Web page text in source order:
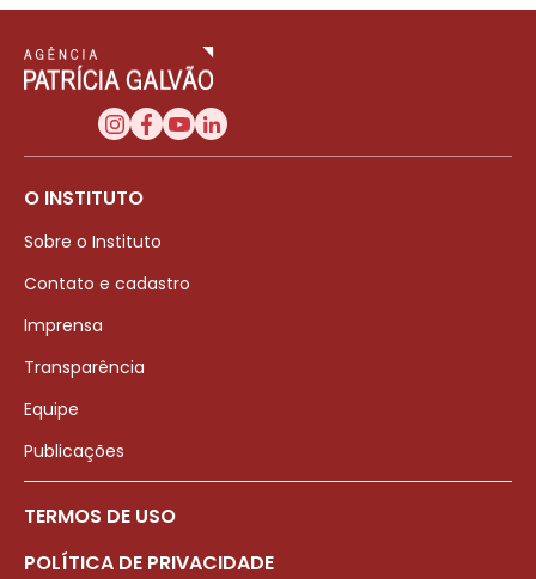
O INSTITUTO
Sobre o Instituto
Contato e cadastro
Imprensa
Transparência
Equipe
Publicações
TERMOS DE USO
POLÍTICA DE PRIVACIDADE